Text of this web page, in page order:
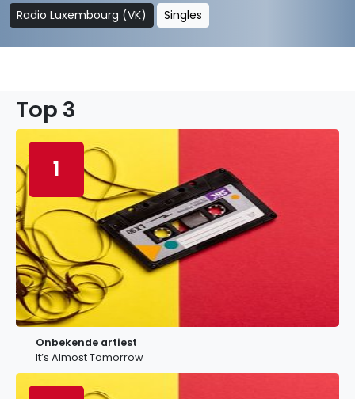
Radio Luxembourg (VK) Singles
Top 3
1
Onbekende artiest
It’s Almost Tomorrow